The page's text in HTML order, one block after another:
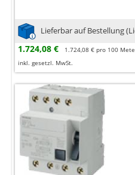
Lieferbar auf Bestellung
1.724,08 €
1.724,08 € pro 100
inkl. gesetzl. MwSt.